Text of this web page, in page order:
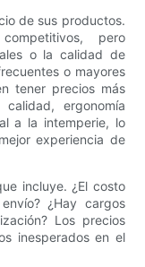
de sus productos.
pero
o la calidad de
o mayores
tener precios más
ergonomía
a la intemperie, lo
experiencia de
incluye. ¿El costo
¿Hay cargos
Los precios
inesperados en el